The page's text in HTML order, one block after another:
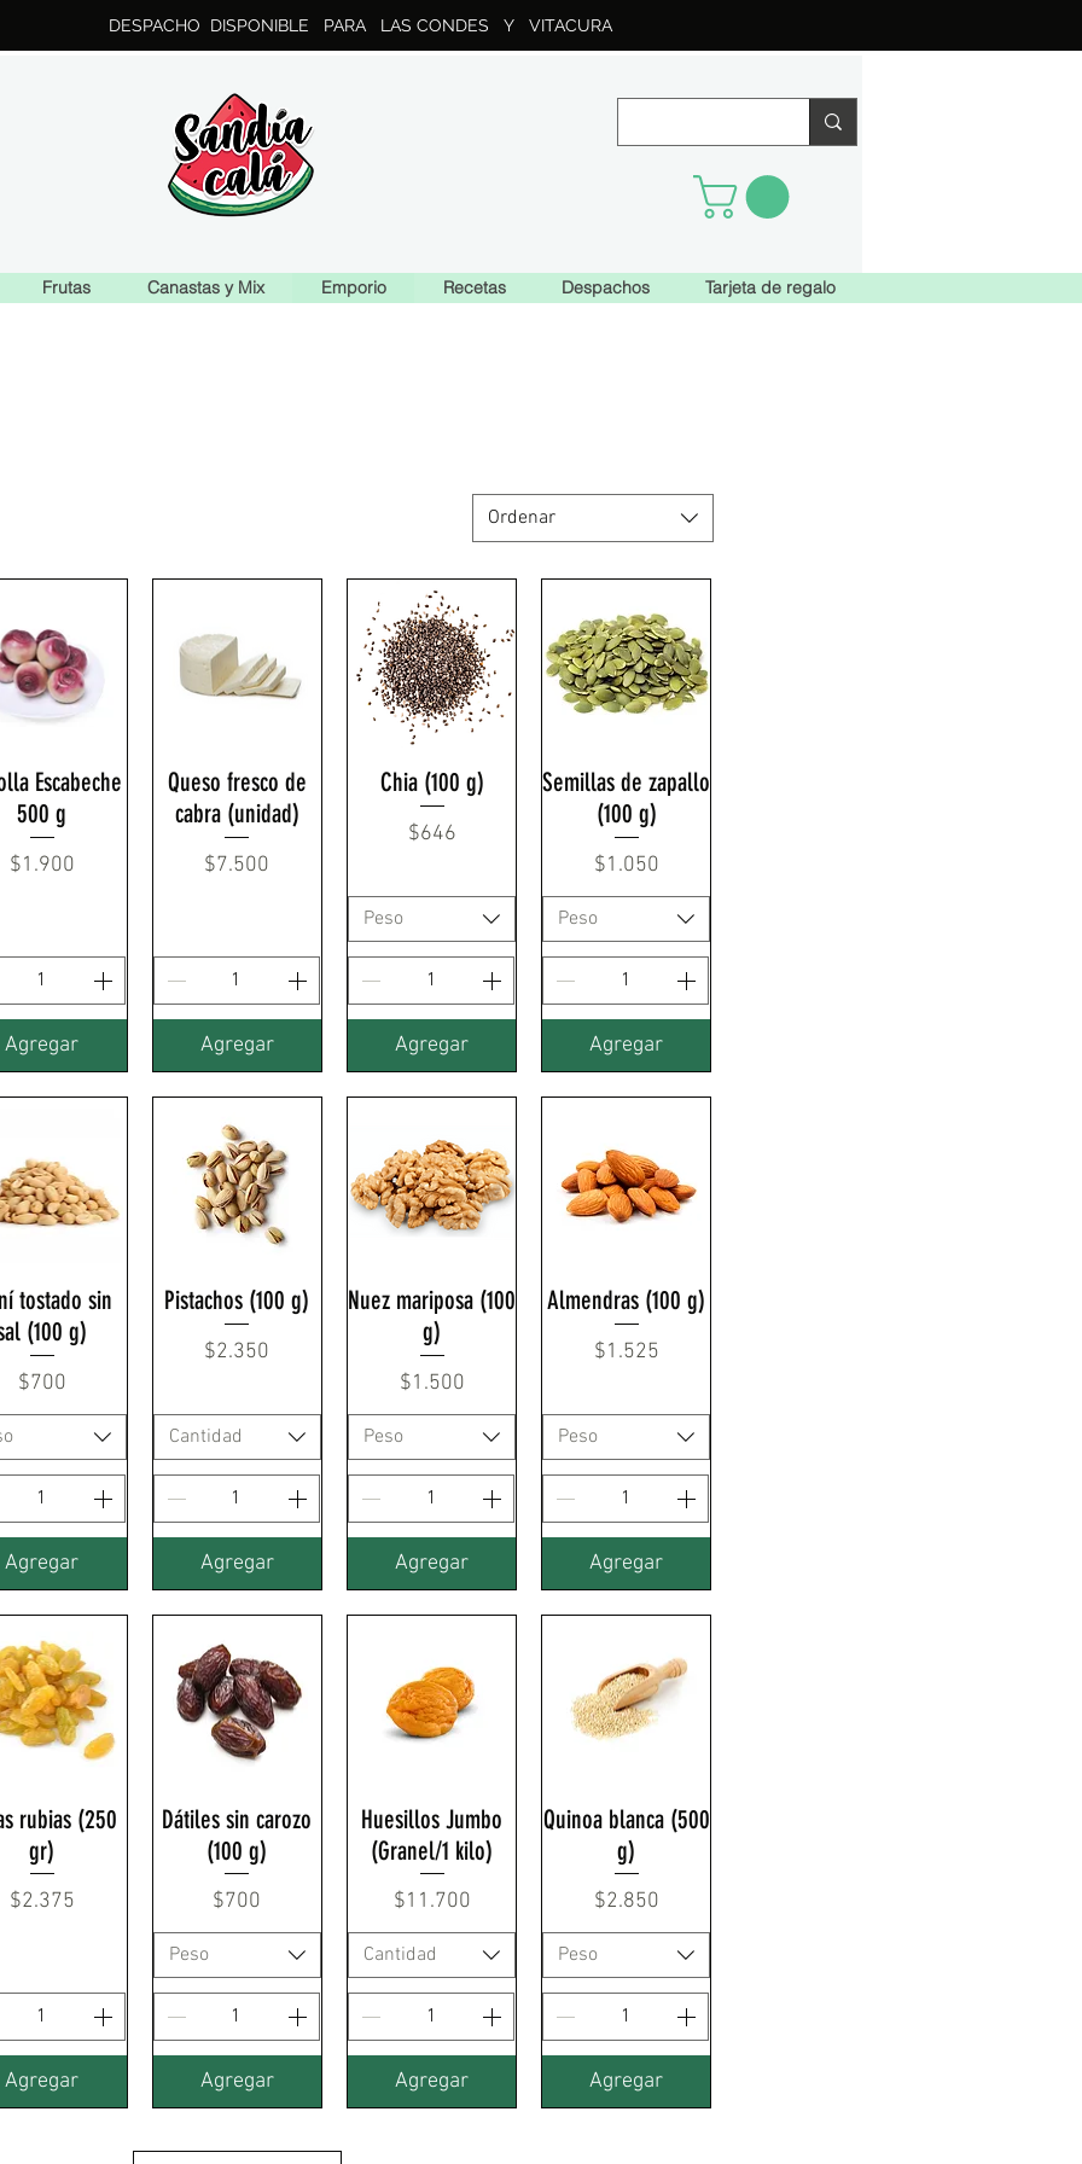
DESPACHO DISPONIBLE PARA LAS CONDES Y VITACURA
Frutas Canastas y Mix Emporio Recetas Despachos Tarjeta de regalo
Ordenar
Escabeche
500 g
Precio
$1.900
Agregar
Queso fresco de
cabra (unidad)
Precio
$7.500
Agregar
Chia (100 g)
Precio
$646
Peso
Agregar
Semillas de zapallo
(100 g)
Precio
$1.050
Peso
Agregar
tostado sin
(100 g)
Precio
$700
Agregar
Pistachos (100 g)
Precio
$2.350
Cantidad
Agregar
Nuez mariposa (100
g)
Precio
$1.500
Peso
Agregar
Almendras (100 g)
Precio
$1.525
Peso
Agregar
rubias (250
gr)
Precio
$2.375
Agregar
Dátiles sin carozo
(100 g)
Precio
$700
Peso
Agregar
Huesillos Jumbo
(Granel/1 kilo)
Precio
$11.700
Cantidad
Agregar
Quinoa blanca (500
g)
Precio
$2.850
Peso
Agregar